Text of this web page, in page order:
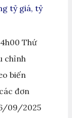
tỷ giá,tỷ
Thứ
chỉnh
biến
đơn
09/2025